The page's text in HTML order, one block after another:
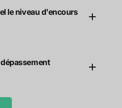
le niveau d'encours